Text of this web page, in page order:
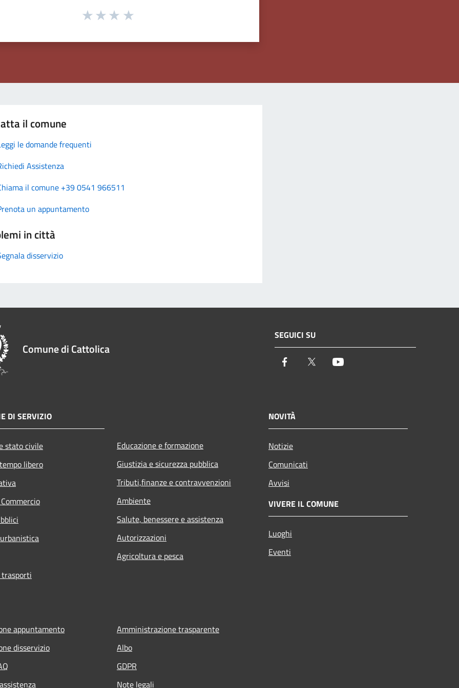
il comune
le domande frequenti
Assistenza
il comune +39 0541 966511
un appuntamento
in città
disservizio
Comune di Cattolica
SEGUICI SU
Facebook Twitter
DI SERVIZIO
stato civile
libero
Educazione e formazione
Giustizia e sicurezza pubblica
Tributi,finanze e contravvenzioni
Ambiente
Salute, benessere e assistenza
Autorizzazioni
Agricoltura e pesca
NOVITÀ
Notizie
Comunicati
Avvisi
VIVERE IL COMUNE
Luoghi
Eventi
appuntamento
disservizio
Amministrazione trasparente
Albo
GDPR
Note legali